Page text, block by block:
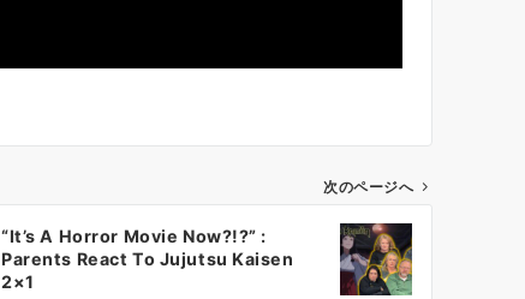
次のページへ
“It’s A Horror Movie Now?!?” :
Parents React To Jujutsu Kaisen
2×1